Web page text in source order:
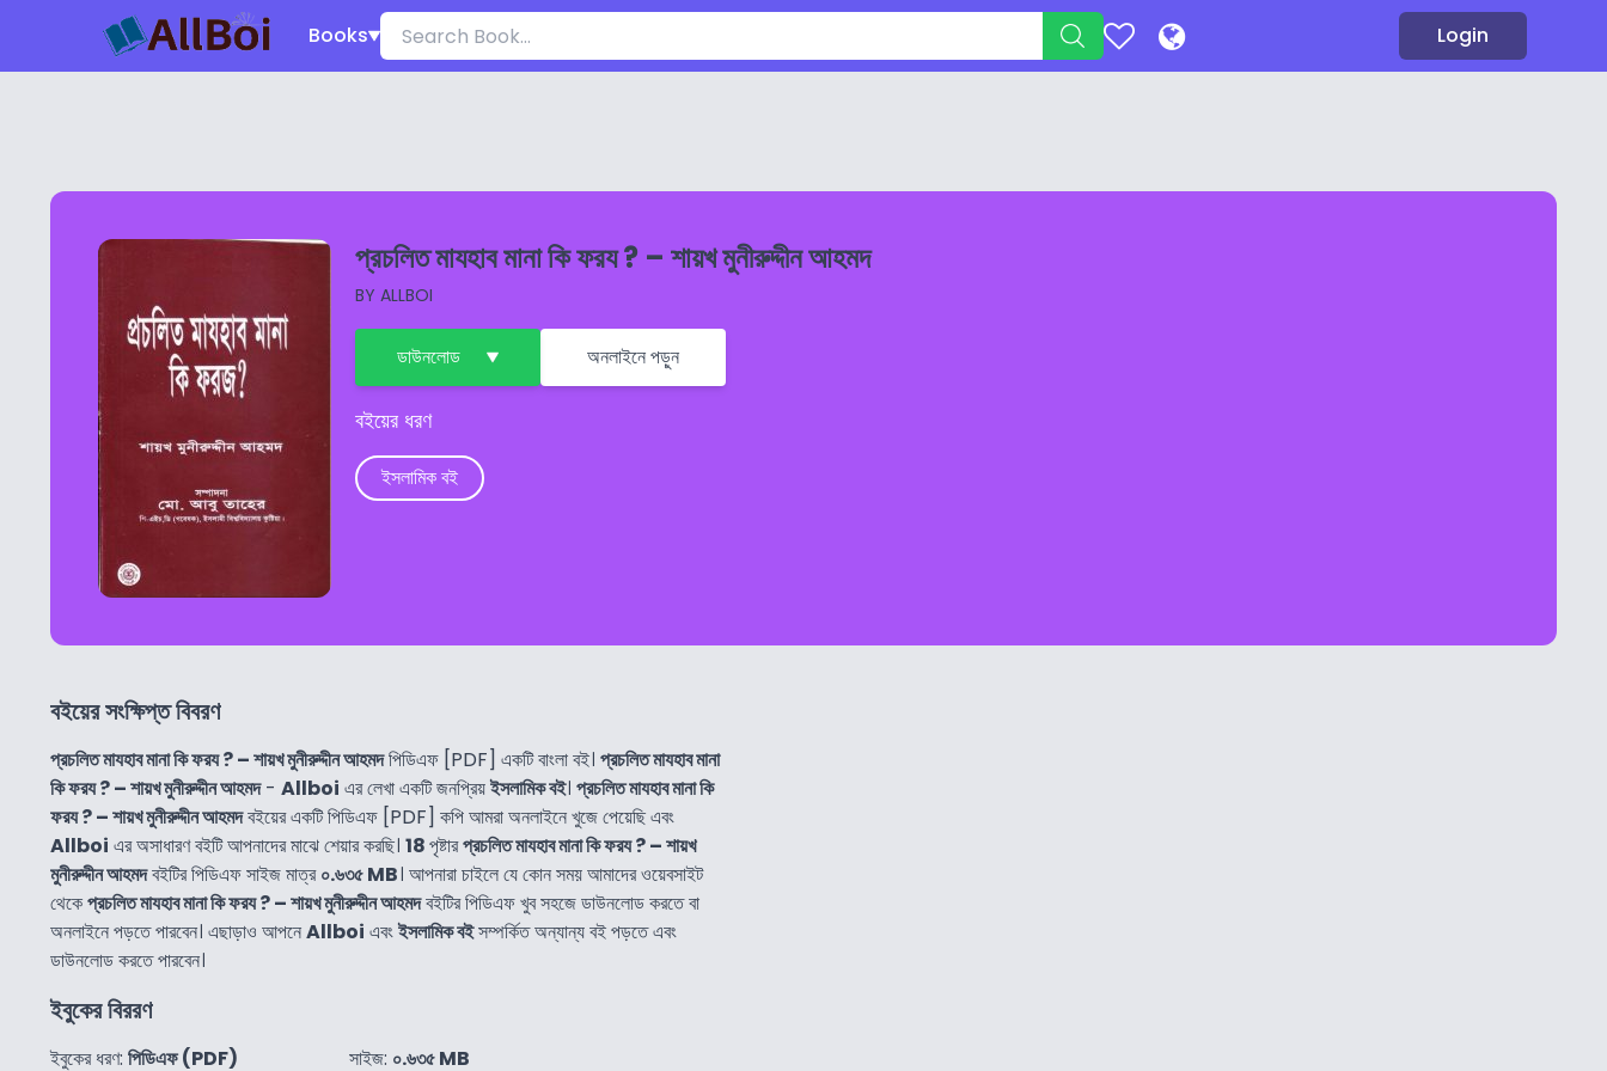
Books Login
প্রচলিত মাযহাব মানা কি ফরয ? – শায়খ মুনীরুদ্দীন আহমদ
BY ALLBOI
ডাউনলোড অনলাইনে পড়ুন
বইয়ের ধরণ
ইসলামিক বই
বইয়ের সংক্ষিপ্ত বিবরণ
প্রচলিত মাযহাব মানা কি ফরয ? – শায়খ মুনীরুদ্দীন আহমদপিডিএফ [PDF] একটি বাংলা বই। প্রচলিত মাযহাব মানা
কি ফরয ? – শায়খ মুনীরুদ্দীন আহমদ- Allboi এর লেখা একটি জনপ্রিয়ইসলামিক বই। প্রচলিত মাযহাব মানা কি
ফরয ? – শায়খ মুনীরুদ্দীন আহমদবইয়ের একটি পিডিএফ [PDF] কপি আমরা অনলাইনে খুজে পেয়েছি এবং
Allboi এর অসাধারণ বইটি আপনাদের মাঝে শেয়ার করছি। 18পৃষ্টারপ্রচলিত মাযহাব মানা কি ফরয ? – শায়খ
মুনীরুদ্দীন আহমদবইটির পিডিএফ সাইজ মাত্র০.৬৩৫ MB। আপনারা চাইলে যে কোন সময় আমাদের ওয়েবসাইট
থেকেপ্রচলিত মাযহাব মানা কি ফরয ? – শায়খ মুনীরুদ্দীন আহমদবইটির পিডিএফ খুব সহজে ডাউনলোড করতে বা
অনলাইনে পড়তে পারবেন। এছাড়াও আপনেAllboi এবংইসলামিক বইসম্পর্কিত অন্যান্য বই পড়তে এবং
ডাউনলোড করতে পারবেন।
ইবুকের বিররণ
ইবুকের ধরণ: পিডিএফ (PDF) সাইজ: ০.৬৩৫ MB